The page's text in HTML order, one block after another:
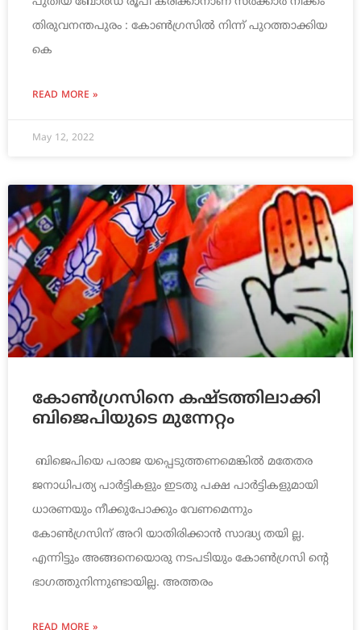
തിരുവനന്തപുരം : കോണ്‍ഗ്രസില്‍ നിന്ന് പുറത്താക്കിയ
കെ
READ MORE »
May 12, 2022
കോണ്‍ഗ്രസിനെ കഷ്ടത്തിലാക്കി
ബിജെപിയുടെ മുന്നേറ്റം
ബിജെപിയെ പരാജ യപ്പെടുത്തണമെങ്കില്‍ മതേതര
ജനാധിപത്യ പാര്‍ട്ടികളും ഇടതു പക്ഷ പാര്‍ട്ടികളുമായി
ധാരണയും നീക്കുപോക്കും വേണമെന്നും
കോണ്‍ഗ്രസിന് അറി യാതിരിക്കാന്‍ സാദ്ധ്യ തയി ല്ല.
എന്നിട്ടും അങ്ങനെയൊരു നടപടിയും കോണ്‍ഗ്രസി ന്റെ
ഭാഗത്തുനിന്നുണ്ടായില്ല. അത്തരം